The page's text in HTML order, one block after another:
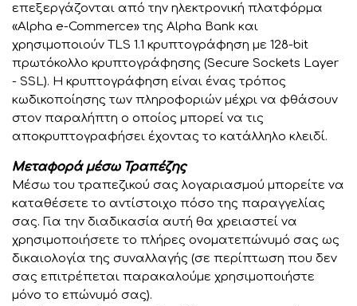
επεξεργάζονται από την ηλεκτρονική πλατφόρμα
«Alpha e-Commerce» της Alpha Bank και
χρησιμοποιούν TLS 1.1 κρυπτογράφηση με 128-bit
πρωτόκολλο κρυπτογράφησης (Secure Sockets Layer
- SSL). Η κρυπτογράφηση είναι ένας τρόπος
κωδικοποίησης των πληροφοριών μέχρι να φθάσουν
στον παραλήπτη ο οποίος μπορεί να τις
αποκρυπτογραφήσει έχοντας το κατάλληλο κλειδί.
Μεταφορά μέσω Τραπέζης
Μέσω του τραπεζικού σας λογαριασμού μπορείτε να
καταθέσετε το αντίστοιχο πόσο της παραγγελίας
σας. Για την διαδικασία αυτή θα χρειαστεί να
χρησιμοποιήσετε το πλήρες ονοματεπώνυμό σας ως
δικαιολογία της συναλλαγής (σε περίπτωση που δεν
σας επιτρέπεται παρακαλούμε χρησιμοποιήστε
μόνο το επώνυμό σας).